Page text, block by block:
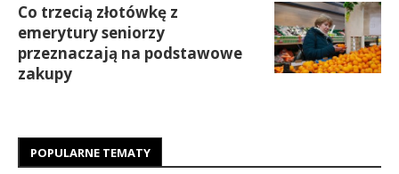
Co trzecią złotówkę z
emerytury seniorzy
przeznaczają na podstawowe
zakupy
POPULARNE TEMATY